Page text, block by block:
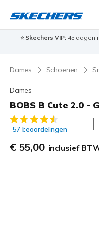
⭐ Skechers VIP:45 dagen
Dames Schoenen
Dames
BOBS B Cute 2.0 -
4,5 van de 5
57 beoordelingen
€ 55,00 inclusief